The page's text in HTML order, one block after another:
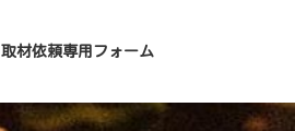
取材依頼専用フォーム